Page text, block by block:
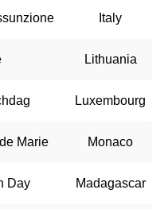
Italy
Lithuania
Luxembourg
Marie Monaco
Day Madagascar